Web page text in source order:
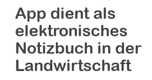
App dient als
elektronisches
Notizbuch in der
Landwirtschaft